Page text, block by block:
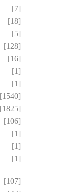
[7]
[18]
[5]
[128]
[16]
[1]
[1]
[1540]
[1825]
[106]
[1]
[1]
[1]
[107]